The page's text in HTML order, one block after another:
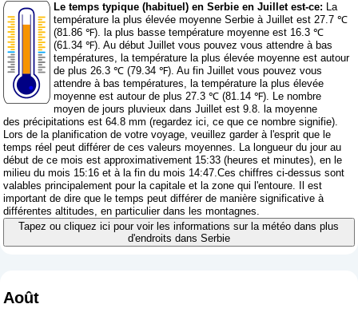
Le temps typique (habituel) en Serbie en Juillet est-ce: La
température la plus élevée moyenne Serbie à Juillet est 27.7 ℃
(81.86 ℉). la plus basse température moyenne est 16.3 ℃
(61.34 ℉). Au début Juillet vous pouvez vous attendre à bas
températures, la température la plus élevée moyenne est autour
de plus 26.3 ℃ (79.34 ℉). Au fin Juillet vous pouvez vous
attendre à bas températures, la température la plus élevée
moyenne est autour de plus 27.3 ℃ (81.14 ℉). Le nombre
moyen de jours pluvieux dans Juillet est 9.8. la moyenne
des précipitations est 64.8 mm (regardez ici, ce que ce nombre signifie).
Lors de la planification de votre voyage, veuillez garder à l'esprit que le
temps réel peut différer de ces valeurs moyennes. La longueur du jour au
début de ce mois est approximativement 15:33 (heures et minutes), en le
milieu du mois 15:16 et à la fin du mois 14:47.Ces chiffres ci-dessus sont
valables principalement pour la capitale et la zone qui l'entoure. Il est
important de dire que le temps peut différer de manière significative à
différentes altitudes, en particulier dans les montagnes.
Tapez ou cliquez ici pour voir les informations sur la météo dans plus
d'endroits dans Serbie
Août